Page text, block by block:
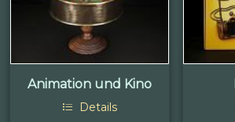
Animation und Kino
Details